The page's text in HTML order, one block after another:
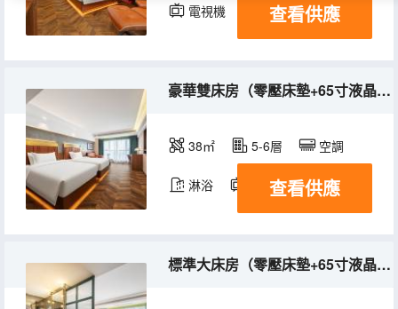
電視機 查看供應
豪華雙床房（零壓床墊+65寸液晶電視智能投屏）
38㎡ 5-6層 空調
淋浴 電視機
查看供應
標準大床房（零壓床墊+65寸液晶電視智能投屏）